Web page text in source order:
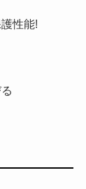
性能!